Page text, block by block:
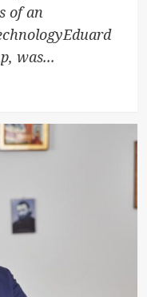
of an
was...